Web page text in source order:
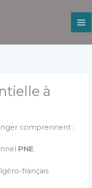
à
comprennent :
PNE.
français